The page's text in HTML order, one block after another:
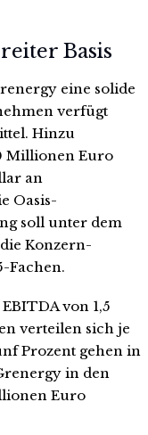
Basis
eine solide
verfügt
Hinzu
Millionen Euro
an
Oasis-
soll unter dem
Konzern-
Fachen.
von 1,5
verteilen sich je
Prozent gehen in
in den
Euro